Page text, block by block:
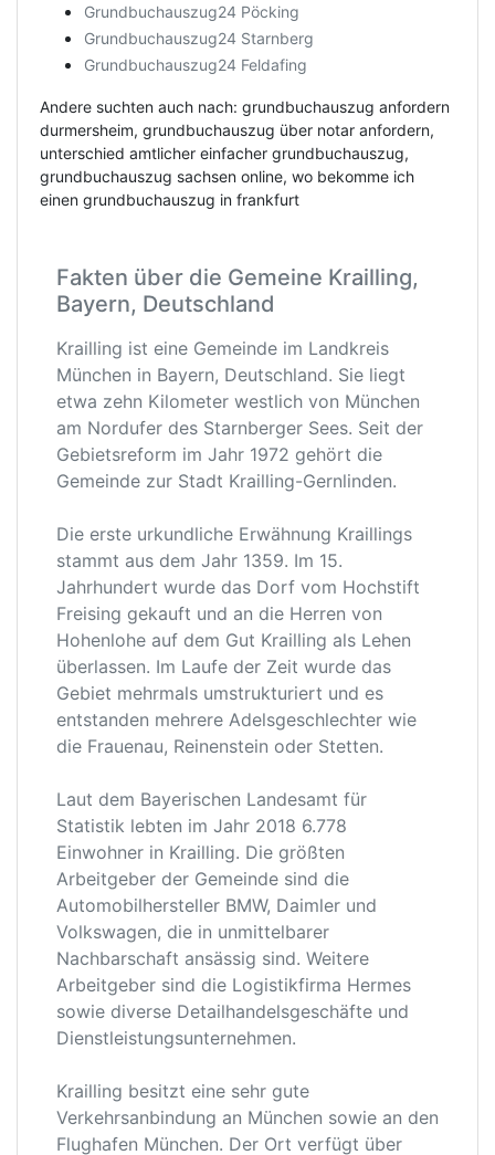
Grundbuchauszug24 Pöcking
Grundbuchauszug24 Starnberg
Grundbuchauszug24 Feldafing
Andere suchten auch nach: grundbuchauszug anfordern
durmersheim, grundbuchauszug über notar anfordern,
unterschied amtlicher einfacher grundbuchauszug,
grundbuchauszug sachsen online, wo bekomme ich
einen grundbuchauszug in frankfurt
Fakten über die Gemeine Krailling,
Bayern, Deutschland
Krailling ist eine Gemeinde im Landkreis
München in Bayern, Deutschland. Sie liegt
etwa zehn Kilometer westlich von München
am Nordufer des Starnberger Sees. Seit der
Gebietsreform im Jahr 1972 gehört die
Gemeinde zur Stadt Krailling-Gernlinden.
Die erste urkundliche Erwähnung Kraillings
stammt aus dem Jahr 1359. Im 15.
Jahrhundert wurde das Dorf vom Hochstift
Freising gekauft und an die Herren von
Hohenlohe auf dem Gut Krailling als Lehen
überlassen. Im Laufe der Zeit wurde das
Gebiet mehrmals umstrukturiert und es
entstanden mehrere Adelsgeschlechter wie
die Frauenau, Reinenstein oder Stetten.
Laut dem Bayerischen Landesamt für
Statistik lebten im Jahr 2018 6.778
Einwohner in Krailling. Die größten
Arbeitgeber der Gemeinde sind die
Automobilhersteller BMW, Daimler und
Volkswagen, die in unmittelbarer
Nachbarschaft ansässig sind. Weitere
Arbeitgeber sind die Logistikfirma Hermes
sowie diverse Detailhandelsgeschäfte und
Dienstleistungsunternehmen.
Krailling besitzt eine sehr gute
Verkehrsanbindung an München sowie an den
Flughafen München. Der Ort verfügt über